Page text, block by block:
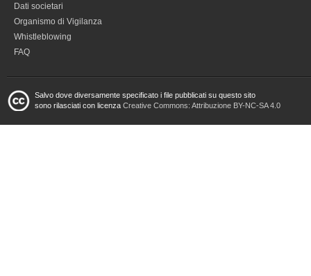
Dati societari
Organismo di Vigilanza
Whistleblowing
FAQ
Salvo dove diversamente specificato i file pubblicati su questo sito
sono rilasciati con licenza Creative Commons: Attribuzione BY-NC-SA 4.0